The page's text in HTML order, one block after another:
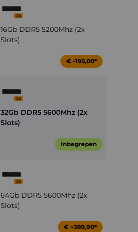
16Gb DDR5 5200Mhz (2x
Slots)
€ -195,00*
32Gb DDR5 5600Mhz (2x
Slots)
Inbegrepen
64Gb DDR5 5600Mhz (2x
Slots)
€ +389,90*